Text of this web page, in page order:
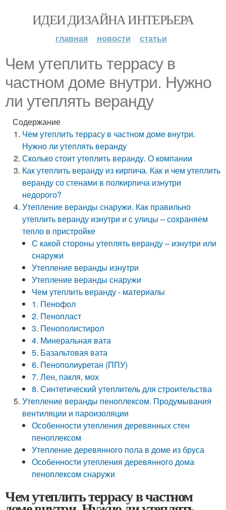
ИДЕИ ДИЗАЙНА ИНТЕРЬЕРА
главная новости статьи
Чем утеплить террасу в
частном доме внутри. Нужно
ли утеплять веранду
Содержание
Чем утеплить террасу в частном доме внутри.
Нужно ли утеплять веранду
Сколько стоит утеплить веранду. О компании
Как утеплить веранду из кирпича. Как и чем утеплить
веранду со стенами в полкирпича изнутри
недорого?
Утепление веранды снаружи. Как правильно
утеплить веранду изнутри и с улицы – сохраняем
тепло в пристройке
С какой стороны утеплять веранду – изнутри или
снаружи
Утепление веранды изнутри
Утепление веранды снаружи
Чем утеплить веранду - материалы
1. Пенофол
2. Пенопласт
3. Пенополистирол
4. Минеральная вата
5. Базальтовая вата
6. Пенополиуретан (ППУ)
7. Лен, пакля, мох
8. Синтетический утеплитель для строительства
Утепление веранды пеноплексом. Продумывания
вентиляции и пароизоляции
Особенности утепления деревянных стен
пеноплексом
Утепление деревянного пола в доме из бруса
Особенности утепления деревянного дома
пеноплексом снаружи
Чем утеплить террасу в частном